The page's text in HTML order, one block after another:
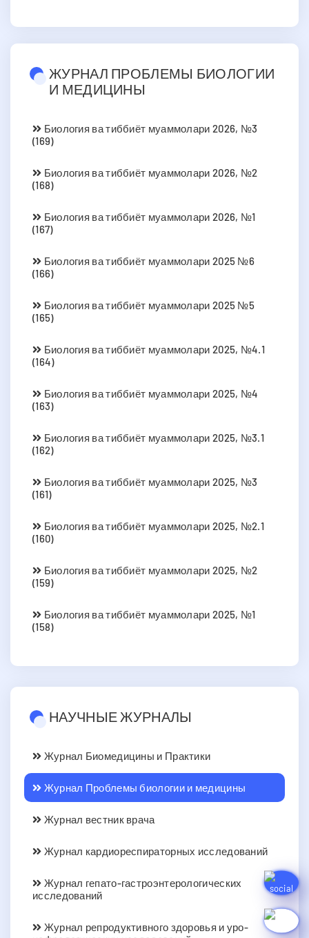
ЖУРНАЛ ПРОБЛЕМЫ БИОЛОГИИ
И МЕДИЦИНЫ
Биология ва тиббиёт муаммолари 2026, №3
(169)
Биология ва тиббиёт муаммолари 2026, №2
(168)
Биология ва тиббиёт муаммолари 2026, №1
(167)
Биология ва тиббиёт муаммолари 2025 №6
(166)
Биология ва тиббиёт муаммолари 2025 №5
(165)
Биология ва тиббиёт муаммолари 2025, №4.1
(164)
Биология ва тиббиёт муаммолари 2025, №4
(163)
Биология ва тиббиёт муаммолари 2025, №3.1
(162)
Биология ва тиббиёт муаммолари 2025, №3
(161)
Биология ва тиббиёт муаммолари 2025, №2.1
(160)
Биология ва тиббиёт муаммолари 2025, №2
(159)
Биология ва тиббиёт муаммолари 2025, №1
(158)
НАУЧНЫЕ ЖУРНАЛЫ
Журнал Биомедицины и Практики
Журнал Проблемы биологии и медицины
Журнал вестник врача
Журнал кардиореспираторных исследований
Журнал гепато-гастроэнтерологических
исследований
Журнал репродуктивного здоровья и уро-